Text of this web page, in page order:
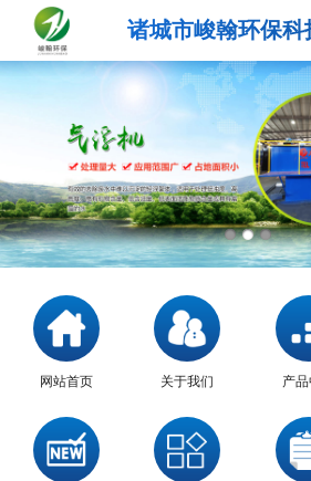
诸城市峻翰环保科
网站首页 关于我们 产